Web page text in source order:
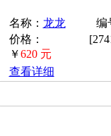
名称： 龙龙
编
价格：
￥620 元
查看详细